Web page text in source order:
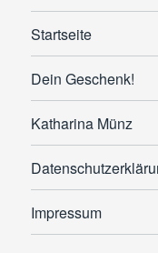
Startseite
Dein Geschenk!
Katharina Münz
Impressum